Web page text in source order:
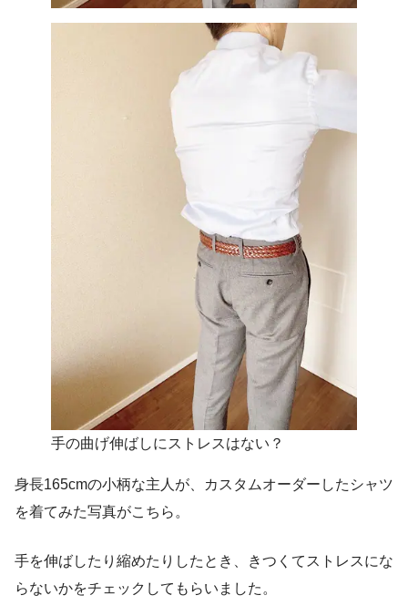
手の曲げ伸ばしにストレスはない？
身長165cmの小柄な主人が、カスタムオーダーしたシャツ
を着てみた写真がこちら。
手を伸ばしたり縮めたりしたとき、きつくてストレスにな
らないかをチェックしてもらいました。